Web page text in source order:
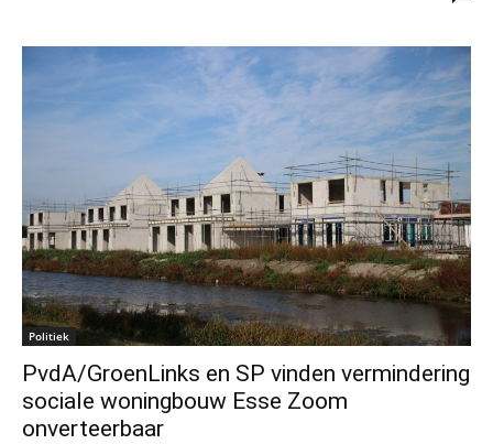
Politiek
PvdA/GroenLinks en SP vinden vermindering
sociale woningbouw Esse Zoom
onverteerbaar